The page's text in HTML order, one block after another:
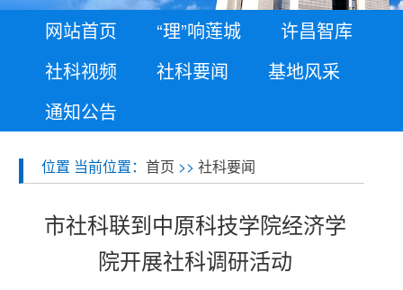
网站首页 “理”响莲城
许昌智库
社科视频
社科要闻
基地风采
通知公告
位置 当前位置： 首页 >> 社科要闻
市社科联到中原科技学院经济学
院开展社科调研活动